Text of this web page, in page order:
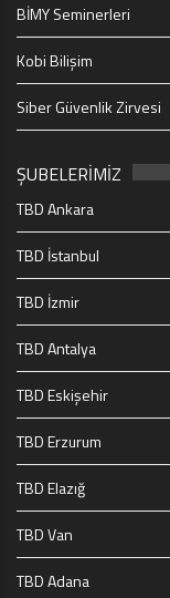
BİMY Seminerleri
Kobi Bilişim
Siber Güvenlik Zirvesi
ŞUBELERİMİZ
TBD Ankara
TBD İstanbul
TBD İzmir
TBD Antalya
TBD Eskişehir
TBD Erzurum
TBD Elazığ
TBD Van
TBD Adana